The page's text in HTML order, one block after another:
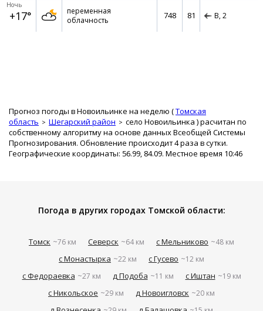
Ночь
+17°
переменная
облачность
748 81 В, 2
Прогноз погоды в Новоильинке на неделю (Томская
область
Шегарский район село Новоильинка ) расчитан по
собственному алгоритму на основе данных Всеобщей Системы
Прогнозирования. Обновление происходит 4 раза в сутки.
Географические координаты: 56.99, 84.09. Местное время 10:46
Погода в других городах Томской области:
Томск ~76 км Северск ~64 км с Мельниково ~48 км
с Монастырка ~22 км с Гусево ~12 км
с Федораевка ~27 км д Подоба ~11 км с Иштан ~19 км
с Никольское ~29 км д Новоигловск ~20 км